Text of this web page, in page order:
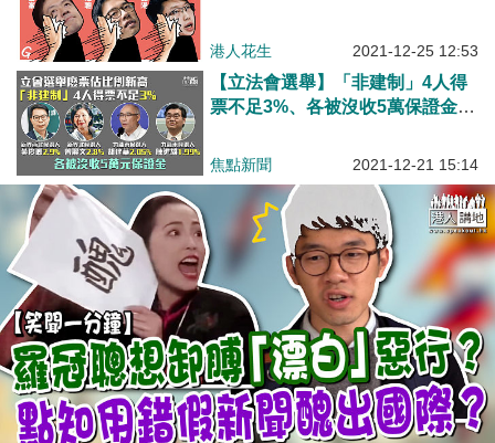
港人花生 2021-12-25 12:53
【立法會選舉】「非建制」4人得
票不足3%、各被沒收5萬保證金
焦點新聞 2021-12-21 15:14